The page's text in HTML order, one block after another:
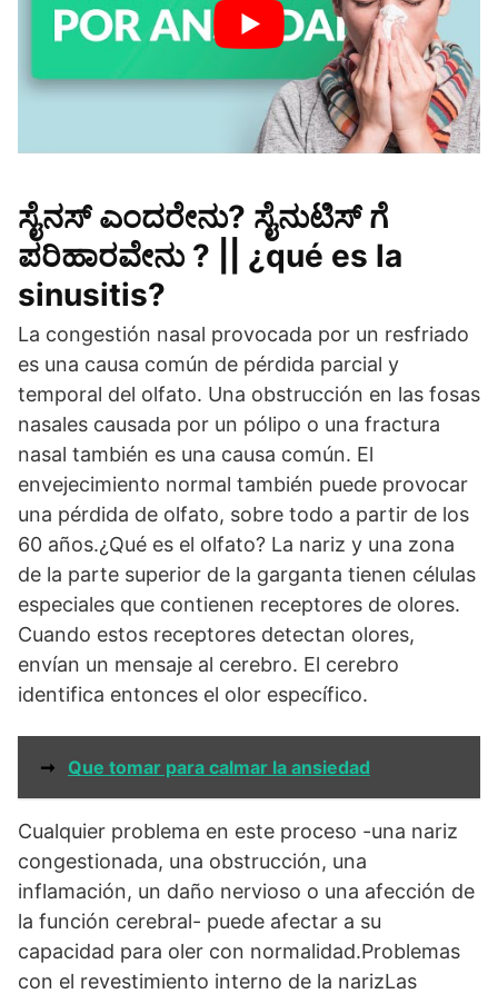
ಸೈನಸ್ ಎಂದರೇನು? ಸೈನುಟಿಸ್ ಗೆ
ಪರಿಹಾರವೇನು ? || ¿qué es la
sinusitis?
La congestión nasal provocada por un resfriado
es una causa común de pérdida parcial y
temporal del olfato. Una obstrucción en las fosas
nasales causada por un pólipo o una fractura
nasal también es una causa común. El
envejecimiento normal también puede provocar
una pérdida de olfato, sobre todo a partir de los
60 años.¿Qué es el olfato? La nariz y una zona
de la parte superior de la garganta tienen células
especiales que contienen receptores de olores.
Cuando estos receptores detectan olores,
envían un mensaje al cerebro. El cerebro
identifica entonces el olor específico.
➞ Que tomar para calmar la ansiedad
Cualquier problema en este proceso -una nariz
congestionada, una obstrucción, una
inflamación, un daño nervioso o una afección de
la función cerebral- puede afectar a su
capacidad para oler con normalidad.Problemas
con el revestimiento interno de la narizLas